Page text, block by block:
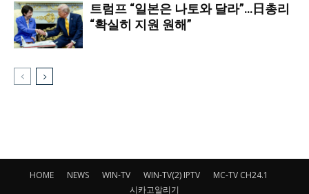
트럼프 “일본은 나토와 달라”…日총리
“확실히 지원 원해”
HOME NEWS WIN-TV WIN-TV(2) IPTV
MC-TV CH24.1
시카고알리기